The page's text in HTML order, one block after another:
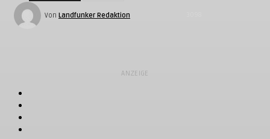
Von Landfunker Redaktion
ANZEIGE